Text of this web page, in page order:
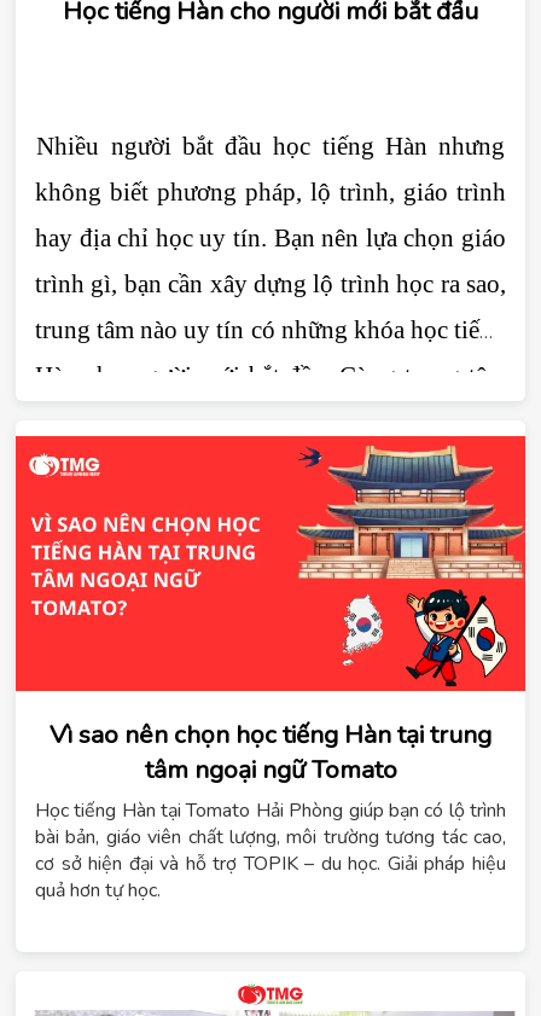
Học tiếng Hàn cho người mới bắt đầu
Nhiều người bắt đầu học tiếng Hàn nhưng
không biết phương pháp, lộ trình, giáo trình
hay địa chỉ học uy tín. Bạn nên lựa chọn giáo
trình gì, bạn cần xây dựng lộ trình học ra sao,
trung tâm nào uy tín có những khóa học tiếng
Hàn cho người mới bắt đầu. Cùng trung tâm
bài viết dưới đây.
Vì sao nên chọn học tiếng Hàn tại trung
tâm ngoại ngữ Tomato
Học tiếng Hàn tại Tomato Hải Phòng giúp bạn có lộ trình
bài bản, giáo viên chất lượng, môi trường tương tác cao,
cơ sở hiện đại và hỗ trợ TOPIK – du học. Giải pháp hiệu
quả hơn tự học.